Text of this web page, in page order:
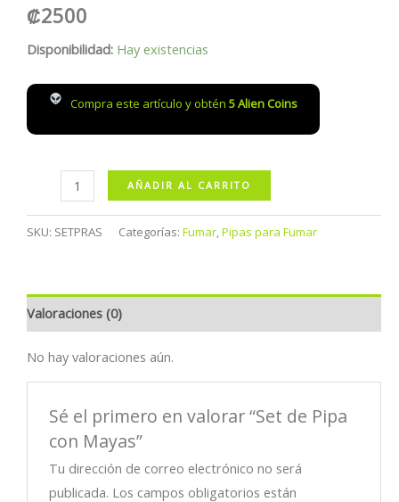
₡2500
Disponibilidad: Hay existencias
Compra este artículo y obtén 5Alien Coins
Pipa
cantidad
AÑADIR AL CARRITO
SKU: SETPRAS Categorías: Fumar,Pipas para Fumar
Valoraciones (0)
No hay valoraciones aún.
Sé el primero en valorar “Set de Pipa
con Mayas”
Tu dirección de correo electrónico no será
publicada. Los campos obligatorios están